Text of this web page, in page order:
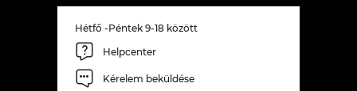
Hétfő -Péntek 9-18 között
Helpcenter
Kérelem beküldése